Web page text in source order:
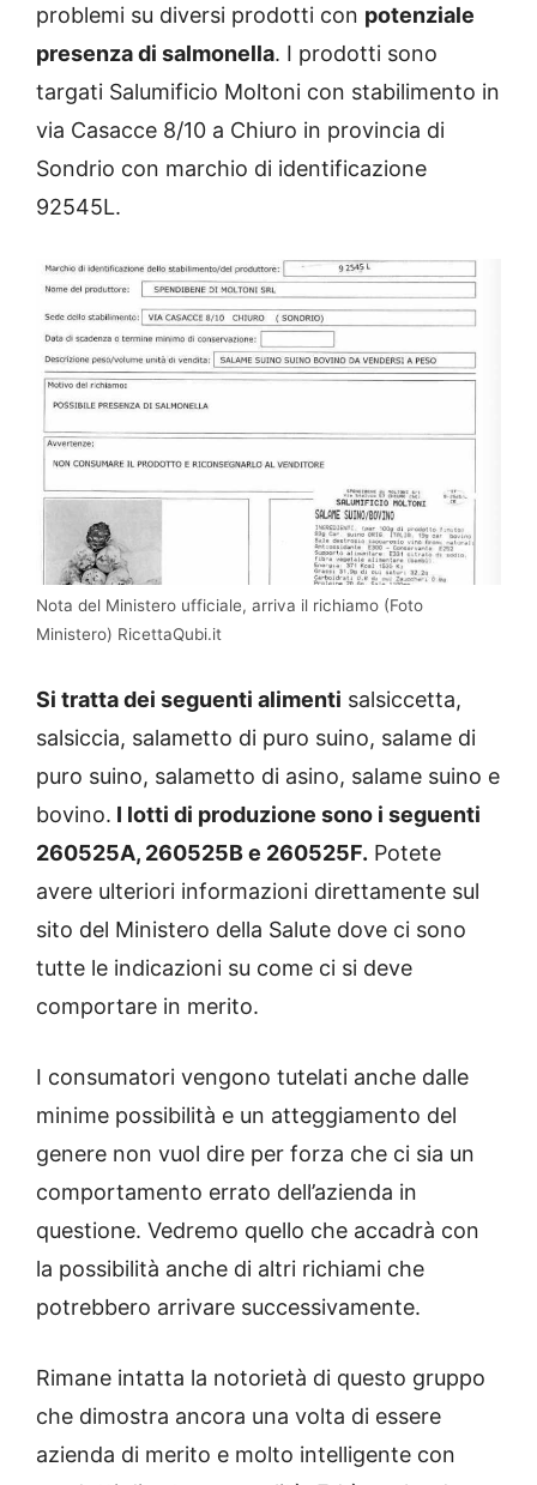
problemi su diversi prodotti con potenziale
presenza di salmonella. I prodotti sono
targati Salumificio Moltoni con stabilimento in
via Casacce 8/10 a Chiuro in provincia di
Sondrio con marchio di identificazione
92545L.
Nota del Ministero ufficiale, arriva il richiamo (Foto
Ministero) RicettaQubi.it
Si tratta dei seguenti alimenti salsiccetta,
salsiccia, salametto di puro suino, salame di
puro suino, salametto di asino, salame suino e
bovino. I lotti di produzione sono i seguenti
260525A, 260525B e 260525F. Potete
avere ulteriori informazioni direttamente sul
sito del Ministero della Salute dove ci sono
tutte le indicazioni su come ci si deve
comportare in merito.
I consumatori vengono tutelati anche dalle
minime possibilità e un atteggiamento del
genere non vuol dire per forza che ci sia un
comportamento errato dell’azienda in
questione. Vedremo quello che accadrà con
la possibilità anche di altri richiami che
potrebbero arrivare successivamente.
Rimane intatta la notorietà di questo gruppo
che dimostra ancora una volta di essere
azienda di merito e molto intelligente con